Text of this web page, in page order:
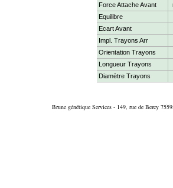
Force Attache Avant
Equilibre
Ecart Avant
Impl. Trayons Arr
Orientation Trayons
Longueur Trayons
Diamètre Trayons
Brune génétique Services - 149, rue de Bercy